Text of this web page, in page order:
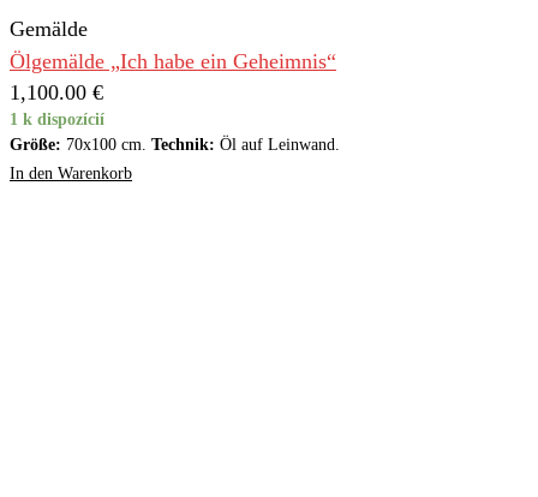
Gemälde
Ölgemälde „Ich habe ein Geheimnis“
1,100.00 €
1 k dispozícií
Größe: 70x100 cm. Technik: Öl auf Leinwand.
In den Warenkorb